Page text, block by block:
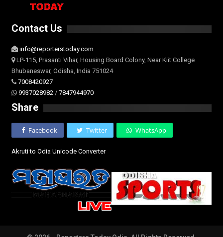
Contact Us
info@reporterstoday.com
LP-115, Prasanti Vihar, Housing Board Colony, Near Kiit College
Bhubaneswar, Odisha, India 751024
7008420927
9937028982 / 7847944970
Share
Facebook Twitter WhatsApp
Akruti to Odia Unicode Converter